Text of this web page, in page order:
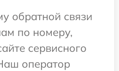
обратной связи
по номеру,
сервисного
оператор